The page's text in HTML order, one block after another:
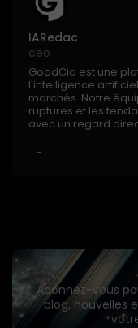
IARedac
ceo
GoodCia est une
l'intelligence
marchés. Notre
ruptures et les
avec un regard
Abonnez-vous
blog, nouvelles